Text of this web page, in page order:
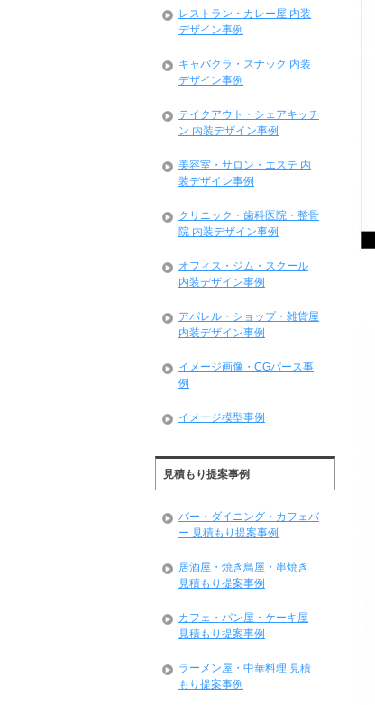
レストラン・カレー屋 内装
デザイン事例
キャバクラ・スナック 内装
デザイン事例
テイクアウト・シェアキッチ
ン 内装デザイン事例
美容室・サロン・エステ 内
装デザイン事例
クリニック・歯科医院・整骨
院 内装デザイン事例
オフィス・ジム・スクール
内装デザイン事例
アパレル・ショップ・雑貨屋
内装デザイン事例
イメージ画像・CGパース事
例
イメージ模型事例
見積もり提案事例
バー・ダイニング・カフェバ
ー 見積もり提案事例
居酒屋・焼き鳥屋・串焼き
見積もり提案事例
カフェ・パン屋・ケーキ屋
見積もり提案事例
ラーメン屋・中華料理 見積
もり提案事例